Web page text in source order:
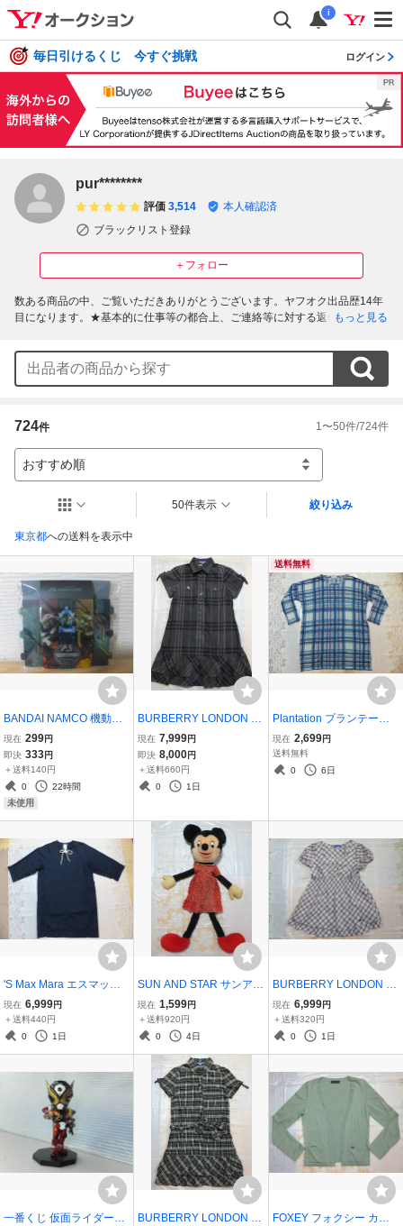
i
毎日引けるくじ 今すぐ挑戦 ログイン
pur********
＋フォロー
評価 3,514
本人確認済
ブラックリスト登録
数ある商品の中、ご覧いただきありがとうございます。ヤフオク出品歴14年
目になります。★基本的に仕事等の都合上、ご連絡等に対する返信は概ね20:
頂いた際、当方からすぐにご対応ができない場合もあるため、お急ぎの方は
ご遠慮下さいますようお願い致します。
もっと見る
724件 1 〜50件/724件
おすすめ順
東京都への送料を表示中
50件表示 絞り込み
BANDAI NAMCO 機動戦
士ガンダム アーセナルベ
ース バンダイナムコ GUN
DAM ARSENAL BASE カ
ードケース ハーフイヤー
アニバーサリー
現在 299円
即決 333円
＋送料140円
0
22時間
未使用
BURBERRY LONDON BL
UE LABEL バーバリーロ
ンドン ブルーレーベル 36
半袖 シャツ チェック ワン
ピース ロゴボタン ホース
現在 7,999円
即決 8,000円
＋送料660円
0
1日
送料無料
Plantation プランテーシ
ョン 格子柄 チュニック ロ
ング カットソー 長袖 毛1
00% ゆったり 大き目 サ
現在 2,699円
送料無料
0
6日
'S Max Mara エスマック
スマーラ 長袖 ネイビー ゆ
ったり ワンピース 40 レ
ディース ひもリボン ポケ
現在 6,999円
＋送料440円
0
1日
SUN AND STAR サンアン
ドスター WALT DISNEY
ウォルト ディズニー MIN
NIE MOUSE ミニーマウ
いぐるみ 84cm 足長
現在 1,599円
＋送料920円
0
4日
BURBERRY LONDON BL
UE LABEL バーバリーロ
ンドン ブルーレーベル 38
半袖 ノバチェック ピンク
現在 6,999円
＋送料320円
0
1日
一番くじ 仮面ライダージ
BURBERRY LONDON BL
FOXEY フォクシー カシ